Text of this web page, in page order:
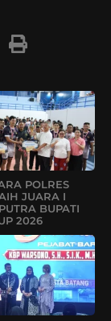
POLRES
JUARA I
BUPATI
2026